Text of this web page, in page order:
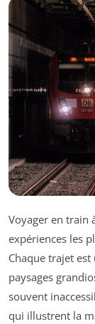
Voyager en train
expériences les
Chaque trajet
paysages
souvent
qui illustrent la